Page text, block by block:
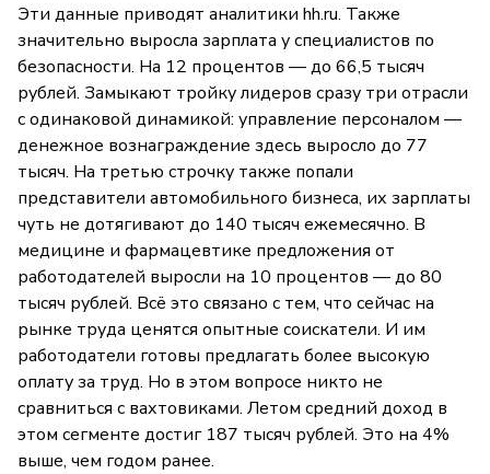
Эти данные приводят аналитики hh.ru. Также
значительно выросла зарплата у специалистов по
безопасности. На 12 процентов — до 66,5 тысяч
рублей. Замыкают тройку лидеров сразу три отрасли
с одинаковой динамикой: управление персоналом —
денежное вознаграждение здесь выросло до 77
тысяч. На третью строчку также попали
представители автомобильного бизнеса, их зарплаты
чуть не дотягивают до 140 тысяч ежемесячно. В
медицине и фармацевтике предложения от
работодателей выросли на 10 процентов — до 80
тысяч рублей. Всё это связано с тем, что сейчас на
рынке труда ценятся опытные соискатели. И им
работодатели готовы предлагать более высокую
оплату за труд. Но в этом вопросе никто не
сравниться с вахтовиками. Летом средний доход в
этом сегменте достиг 187 тысяч рублей. Это на 4%
выше, чем годом ранее.